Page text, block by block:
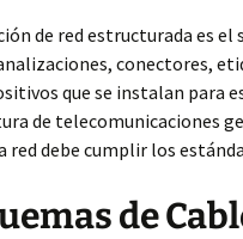
de red estructurada es
conectores,
que se instalan para
de telecomunicaciones
red debe cumplir los
de